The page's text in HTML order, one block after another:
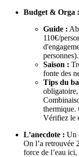
Budget & Orga :
Guide :
110€/
personnes).
Saison :
fonte des
Tips du
obligatoire,
thermique.
Vérifiez le
L’anecdote : Un
On l’a retrouvée
force de l’eau ici,